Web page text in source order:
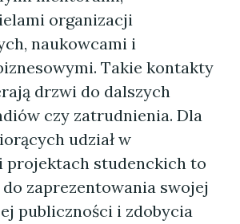
organizacji
naukowcami i
Takie kontakty
drzwi do dalszych
czy zatrudnienia. Dla
udział w
projektach studenckich to
zaprezentowania swojej
publiczności i zdobycia